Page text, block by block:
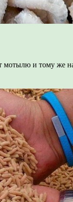
и тому же